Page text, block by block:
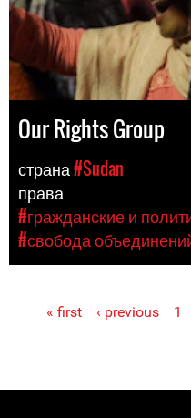
Our Rights Group
страна#Sudan
права
#гражданские и
#свобода
Pages« first ‹ previous 1